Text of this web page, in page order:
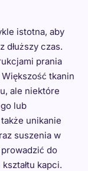
istotna, aby
dłuższy czas.
prania
tkanin
ale niektóre
lub
unikanie
suszenia w
do
kapci.